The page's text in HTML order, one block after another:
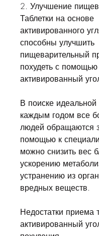
2. Улучшение
Таблетки на основе
активированного
способны улучшить
пищеварительный
похудеть с помощью
активированный
В поиске
каждым годом все
людей обращаются
помощью к
можно снизить вес
ускорению
устранению из
вредных веществ.
Недостатки приема
активированный